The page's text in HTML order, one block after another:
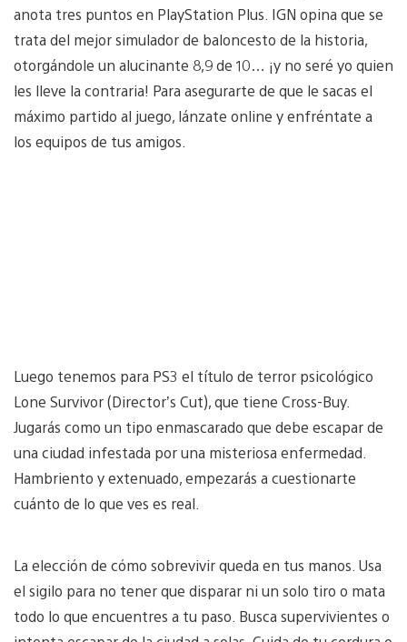
anota tres puntos en PlayStation Plus. IGN opina que se
trata del mejor simulador de baloncesto de la historia,
otorgándole un alucinante 8,9 de 10… ¡y no seré yo quien
les lleve la contraria! Para asegurarte de que le sacas el
máximo partido al juego, lánzate online y enfréntate a
los equipos de tus amigos.
Luego tenemos para PS3 el título de terror psicológico
Lone Survivor (Director’s Cut), que tiene Cross-Buy.
Jugarás como un tipo enmascarado que debe escapar de
una ciudad infestada por una misteriosa enfermedad.
Hambriento y extenuado, empezarás a cuestionarte
cuánto de lo que ves es real.
La elección de cómo sobrevivir queda en tus manos. Usa
el sigilo para no tener que disparar ni un solo tiro o mata
todo lo que encuentres a tu paso. Busca supervivientes o